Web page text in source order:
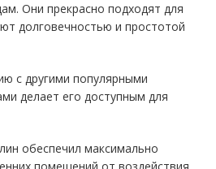
Они прекрасно подходят для
долговечностью и простотой
с другими популярными
делает его доступным для
обеспечил максимально